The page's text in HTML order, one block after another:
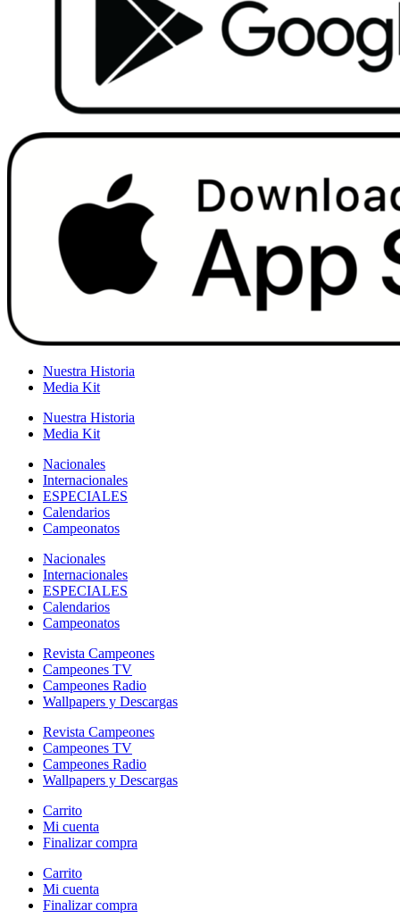
Nuestra Historia
Media Kit
Nuestra Historia
Media Kit
Nacionales
Internacionales
ESPECIALES
Calendarios
Campeonatos
Nacionales
Internacionales
ESPECIALES
Calendarios
Campeonatos
Revista Campeones
Campeones TV
Campeones Radio
Wallpapers y Descargas
Revista Campeones
Campeones TV
Campeones Radio
Wallpapers y Descargas
Carrito
Mi cuenta
Finalizar compra
Carrito
Mi cuenta
Finalizar compra